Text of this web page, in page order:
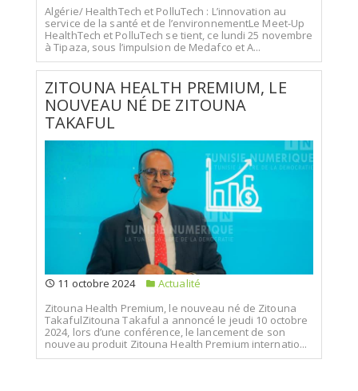
Algérie/ HealthTech et PolluTech : L’innovation au
service de la santé et de l’environnementLe Meet-Up
HealthTech et PolluTech se tient, ce lundi 25 novembre
à Tipaza, sous l’impulsion de Medafco et A...
ZITOUNA HEALTH PREMIUM, LE
NOUVEAU NÉ DE ZITOUNA
TAKAFUL
11 octobre 2024
Actualité
Zitouna Health Premium, le nouveau né de Zitouna
TakafulZitouna Takaful a annoncé le jeudi 10 octobre
2024, lors d’une conférence, le lancement de son
nouveau produit Zitouna Health Premium internatio...